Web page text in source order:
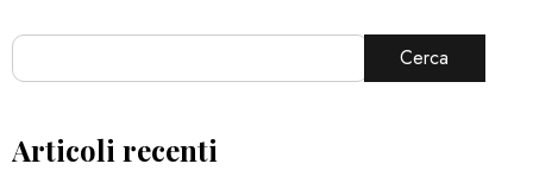
Cerca
Articoli recenti